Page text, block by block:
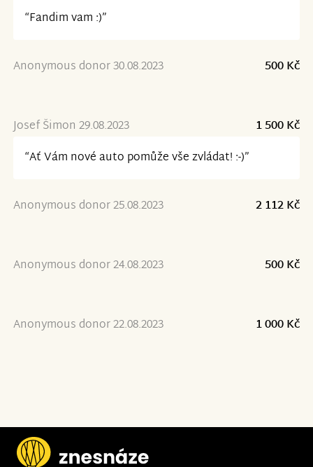
“Fandim vam :)”
Anonymous donor 30.08.2023 500 Kč
Josef Šimon 29.08.2023
1 500 Kč
“Ať Vám nové auto pomůže vše zvládat! :-)”
Anonymous donor 25.08.2023 2 112 Kč
Anonymous donor 24.08.2023 500 Kč
Anonymous donor 22.08.2023 1 000 Kč